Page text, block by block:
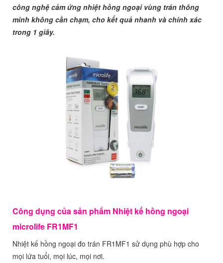
công nghệ cảm ứng nhiệt hồng ngoại vùng trán thông
minh không cần chạm, cho kết quả nhanh và chính xác
trong 1 giây.
Công dụng của sản phẩm Nhiệt kế hồng ngoại
microlife FR1MF1
Nhiệt kế hồng ngoại đo trán FR1MF1 sử dụng phù hợp cho
mọi lứa tuổi, mọi lúc, mọi nơi.